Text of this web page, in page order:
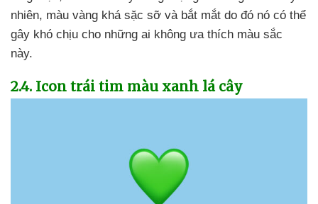
nhiên, màu vàng khá sặc sỡ và bắt mắt do đó nó có thể
gây khó chịu cho những ai không ưa thích màu sắc
này.
2.4. Icon trái tim màu xanh lá cây